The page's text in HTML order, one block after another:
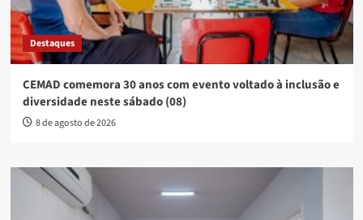
Destaques
CEMAD comemora 30 anos com evento voltado à inclusão e
diversidade neste sábado (08)
8 de agosto de 2026